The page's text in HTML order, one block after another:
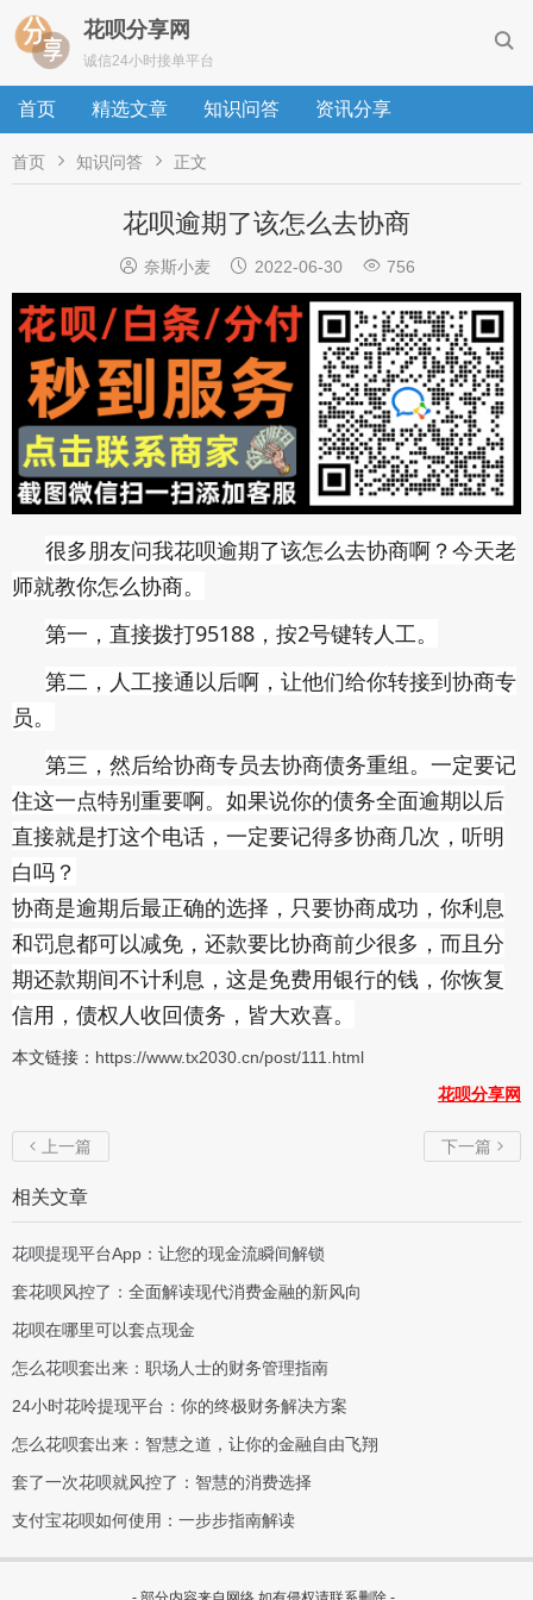

花呗分享网
诚信24小时接单平台
首页 精选文章 知识问答 资讯分享
首页  知识问答  正文
花呗逾期了该怎么去协商
 奈斯小麦  2022-06-30  756
很多朋友问我花呗逾期了该怎么去协商啊？今天老
师就教你怎么协商。
第一，直接拨打95188，按2号键转人工。
第二，人工接通以后啊，让他们给你转接到协商专
员。
第三，然后给协商专员去协商债务重组。一定要记
住这一点特别重要啊。如果说你的债务全面逾期以后
直接就是打这个电话，一定要记得多协商几次，听明
白吗？
协商是逾期后最正确的选择，只要协商成功，你利息
和罚息都可以减免，还款要比协商前少很多，而且分
期还款期间不计利息，这是免费用银行的钱，你恢复
信用，债权人收回债务，皆大欢喜。
本文链接： https://www.tx2030.cn/post/111.html
花呗分享网
 上一篇 下一篇 
相关文章
花呗提现平台App：让您的现金流瞬间解锁
套花呗风控了：全面解读现代消费金融的新风向
花呗在哪里可以套点现金
怎么花呗套出来：职场人士的财务管理指南
24小时花呤提现平台：你的终极财务解决方案
怎么花呗套出来：智慧之道，让你的金融自由飞翔
套了一次花呗就风控了：智慧的消费选择
支付宝花呗如何使用：一步步指南解读